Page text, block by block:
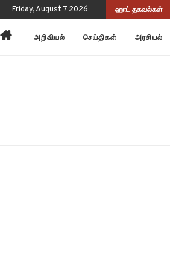
Friday, August 7 2026 ஹாட் தகவல்கள்
வடிவத்தில் இருந்திருக்கிறது!
அறிவியல் செய்திகள் அரசியல்